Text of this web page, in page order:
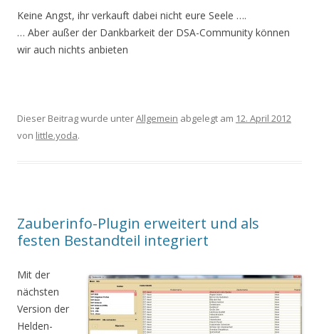
Keine Angst, ihr verkauft dabei nicht eure Seele ….
… Aber außer der Dankbarkeit der DSA-Community können
wir auch nichts anbieten
Dieser Beitrag wurde unterAllgemein abgelegt am 12. April 2012
von little.yoda.
Zauberinfo-Plugin erweitert und als
festen Bestandteil integriert
Mit der
nächsten
Version der
Helden-